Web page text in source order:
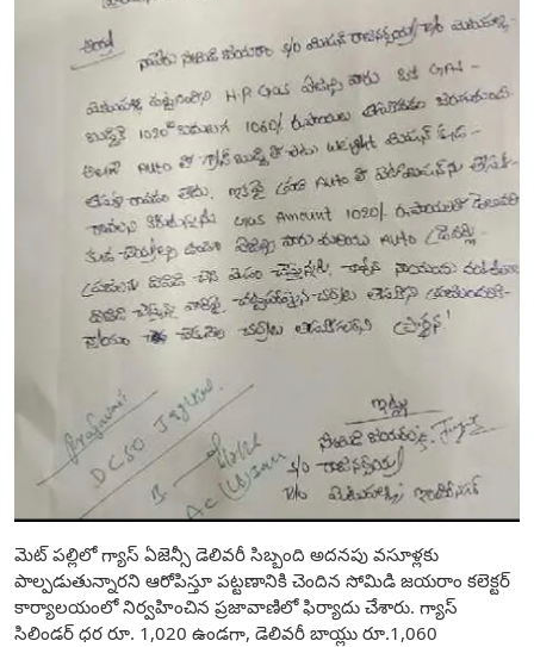
మెట్ పల్లిలో గ్యాస్ ఏజెన్సీ డెలివరీ సిబ్బంది అదనపు వసూళ్లకు
పాల్పడుతున్నారని ఆరోపిస్తూ పట్టణానికి చెందిన సోమిడి జయరాం కలెక్టర్
కార్యాలయంలో నిర్వహించిన ప్రజావాణిలో ఫిర్యాదు చేశారు. గ్యాస్
సిలిండర్ ధర రూ. 1,020 ఉండగా, డెలివరీ బాయ్లు రూ.1,060